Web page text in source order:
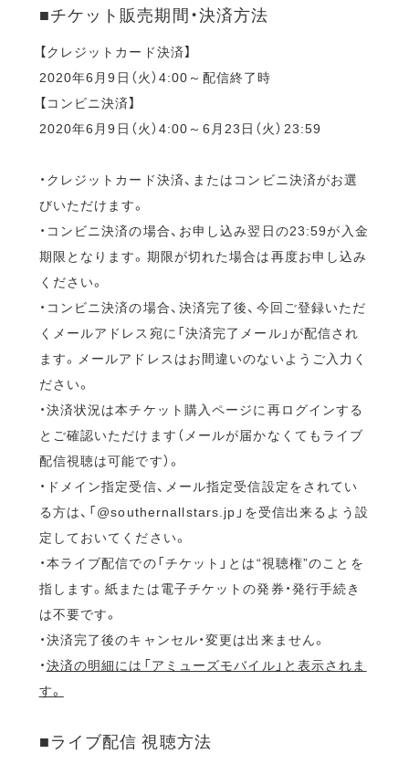
■チケット販売期間・決済方法
【クレジットカード決済】
2020年6月9日（火）4:00～配信終了時
【コンビニ決済】
2020年6月9日（火）4:00～6月23日（火）23:59
・クレジットカード決済、またはコンビニ決済がお選
びいただけます。
・コンビニ決済の場合、お申し込み翌日の23:59が入金
期限となります。期限が切れた場合は再度お申し込み
ください。
・コンビニ決済の場合、決済完了後、今回ご登録いただ
くメールアドレス宛に「決済完了メール」が配信され
ます。メールアドレスはお間違いのないようご入力く
ださい。
・決済状況は本チケット購入ページに再ログインする
とご確認いただけます（メールが届かなくてもライブ
配信視聴は可能です）。
・ドメイン指定受信、メール指定受信設定をされてい
る方は、「@southernallstars.jp」を受信出来るよう設
定しておいてください。
・本ライブ配信での「チケット」とは“視聴権”のことを
指します。紙または電子チケットの発券・発行手続き
は不要です。
・決済完了後のキャンセル・変更は出来ません。
・決済の明細には「アミューズモバイル」と表示されま
す。
■ライブ配信 視聴方法